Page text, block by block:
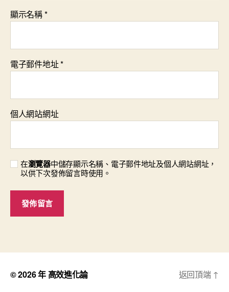
顯示名稱*
電子郵件地址*
個人網站網址
在瀏覽器中儲存顯示名稱、電子郵件地址及個人網站網址，
以供下次發佈留言時使用。
© 2026 年 高效進化論 返回頂端 ↑